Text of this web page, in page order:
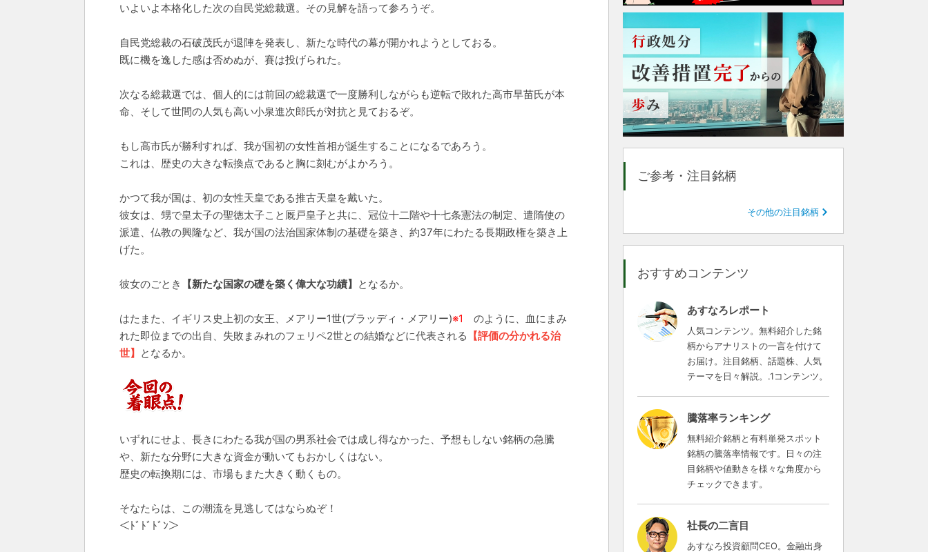
いよいよ本格化した次の自民党総裁選。その見解を語って参ろうぞ。
自民党総裁の石破茂氏が退陣を発表し、新たな時代の幕が開かれようとしておる。
既に機を逸した感は否めぬが、賽は投げられた。
次なる総裁選では、個人的には前回の総裁選で一度勝利しながらも逆転で敗れた高市早苗氏が本
命、そして世間の人気も高い小泉進次郎氏が対抗と見ておるぞ。
もし高市氏が勝利すれば、我が国初の女性首相が誕生することになるであろう。
これは、歴史の大きな転換点であると胸に刻むがよかろう。
かつて我が国は、初の女性天皇である推古天皇を戴いた。
彼女は、甥で皇太子の聖徳太子こと厩戸皇子と共に、冠位十二階や十七条憲法の制定、遣隋使の
派遣、仏教の興隆など、我が国の法治国家体制の基礎を築き、約37年にわたる長期政権を築き上
げた。
彼女のごとき 【新たな国家の礎を築く偉大な功績】 となるか。
はたまた、イギリス史上初の女王、メアリー1世(ブラッディ・メアリー)※1
のように、血にまみ
れた即位までの出自、失敗まみれのフェリペ2世との結婚などに代表される
【評価の分かれる治
世】
となるか。
いずれにせよ、長きにわたる我が国の男系社会では成し得なかった、予想もしない銘柄の急騰
や、新たな分野に大きな資金が動いてもおかしくはない。
歴史の転換期には、市場もまた大きく動くもの。
そなたらは、この潮流を見逃してはならぬぞ！
＜ﾄﾞﾄﾞﾄﾞﾝ＞
ご参考・注目銘柄
その他の注目銘柄
おすすめコンテンツ
あすなろレポート
人気コンテンツ。無料紹介した銘
柄からアナリストの一言を付けて
お届け。注目銘柄、話題株、人気
テーマを日々解説。.1コンテンツ。
騰落率ランキング
無料紹介銘柄と有料単発スポット
銘柄の騰落率情報です。日々の注
目銘柄や値動きを様々な角度から
チェックできます。
社長の二言目
あすなろ投資顧問CEO。金融出身